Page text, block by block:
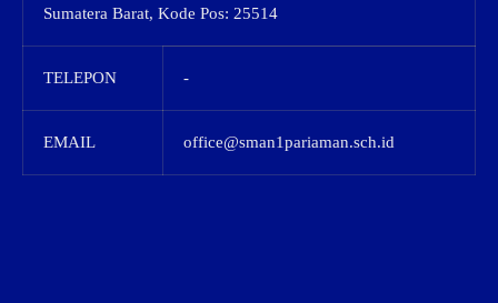
Sumatera Barat, Kode Pos: 25514
TELEPON -
EMAIL office@sman1pariaman.sch.id